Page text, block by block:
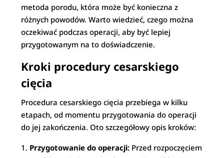
metoda porodu, która może być konieczna z
różnych powodów. Warto wiedzieć, czego można
oczekiwać podczas operacji, aby być lepiej
przygotowanym na to doświadczenie.
Kroki procedury cesarskiego
cięcia
Procedura cesarskiego cięcia przebiega w kilku
etapach, od momentu przygotowania do operacji
do jej zakończenia. Oto szczegółowy opis kroków:
Przygotowanie do operacji: Przed rozpoczęciem